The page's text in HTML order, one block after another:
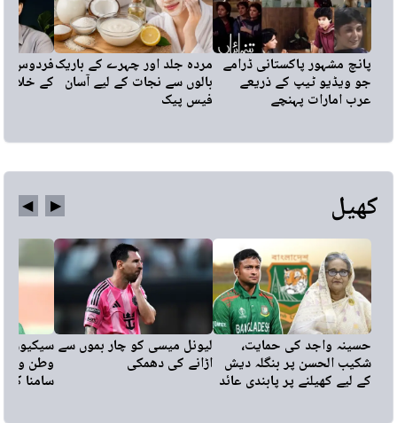
پانچ مشہور پاکستانی ڈرامے
جو ویڈیو ٹیپ کے ذریعے
عرب امارات پہنچے
مردہ جلد اور چہرے کے باریک
بالوں سے نجات کے لیے آسان
فیس پیک
فردوس
کے خلاف
کھیل ▶︎
◀︎
حسینہ واجد کی حمایت،
شکیب الحسن پر بنگلہ دیش
کے لیے کھیلنے پر پابندی عائد
لیونل میسی کو چار بموں سے
اڑانے کی دھمکی وطن
سامنا